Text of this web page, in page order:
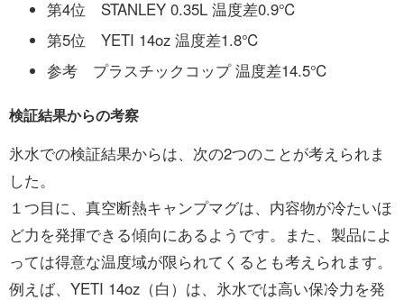
第4位 STANLEY 0.35L 温度差0.9℃
第5位 YETI 14oz 温度差1.8℃
参考 プラスチックコップ 温度差14.5℃
検証結果からの考察
氷水での検証結果からは、次の2つのことが考えられま
した。
１つ目に、真空断熱キャンプマグは、内容物が冷たいほ
ど力を発揮できる傾向にあるようです。また、製品によ
っては得意な温度域が限られてくるとも考えられます。
例えば、YETI 14oz（白）は、氷水では高い保冷力を発